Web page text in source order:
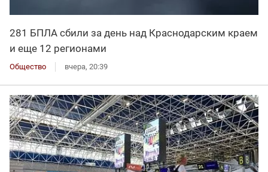
281 БПЛА сбили за день над Краснодарским краем
и еще 12 регионами
Общество вчера, 20:39